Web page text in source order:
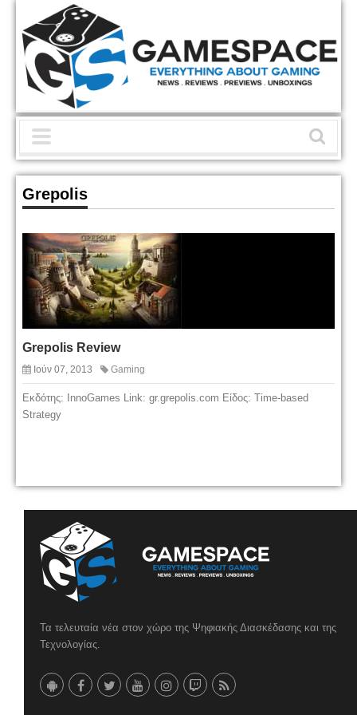
Grepolis
Grepolis Review
Ιούν 07, 2013 Gaming
Εκδότης: InnoGames Link: gr.grepolis.com Είδος: Time-based
Strategy
Τα τελευταία νέα στον χώρο της Ψηφιακής Διασκέδασης και της
Τεχνολογίας.